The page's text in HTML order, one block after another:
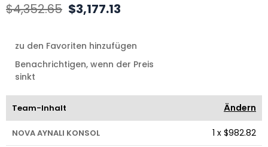
$4,352.65 $3,177.13
zu den Favoriten hinzufügen
Benachrichtigen, wenn der Preis
sinkt
Team-Inhalt Ändern
NOVA AYNALI KONSOL 1 x $982.82